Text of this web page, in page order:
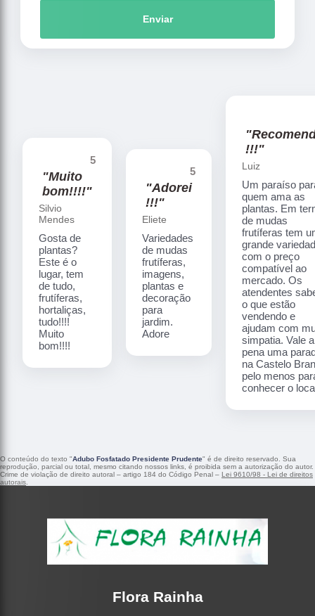
Enviar
5
"Muito
bom!!!!"
Silvio
Mendes
Gosta de
plantas?
Este é o
lugar, tem
de tudo,
frutíferas,
hortaliças,
tudo!!!!
Muito
bom!!!!
5
"Adorei
!!!"
Eliete
Variedades
de mudas
frutíferas,
imagens,
plantas e
decoração
para
jardim.
Adore
!!!"
Luiz
Um paraíso
quem ama as
plantas. Em
de mudas
frutíferas tem
grande
com o preço
compatível ao
mercado. Os
atendentes
o que estão
vendendo e
ajudam com
simpatia. Vale a
pena uma
na Castelo
pelo menos
conhecer o
O conteúdo do texto "Adubo Fosfatado Presidente Prudente" é de direito reservado. Sua
reprodução, parcial ou total, mesmo citando nossos links, é proibida sem a autorização do autor.
Crime de violação de direito autoral – artigo 184 do Código Penal – Lei 9610/98 - Lei de direitos
autorais
Flora Rainha